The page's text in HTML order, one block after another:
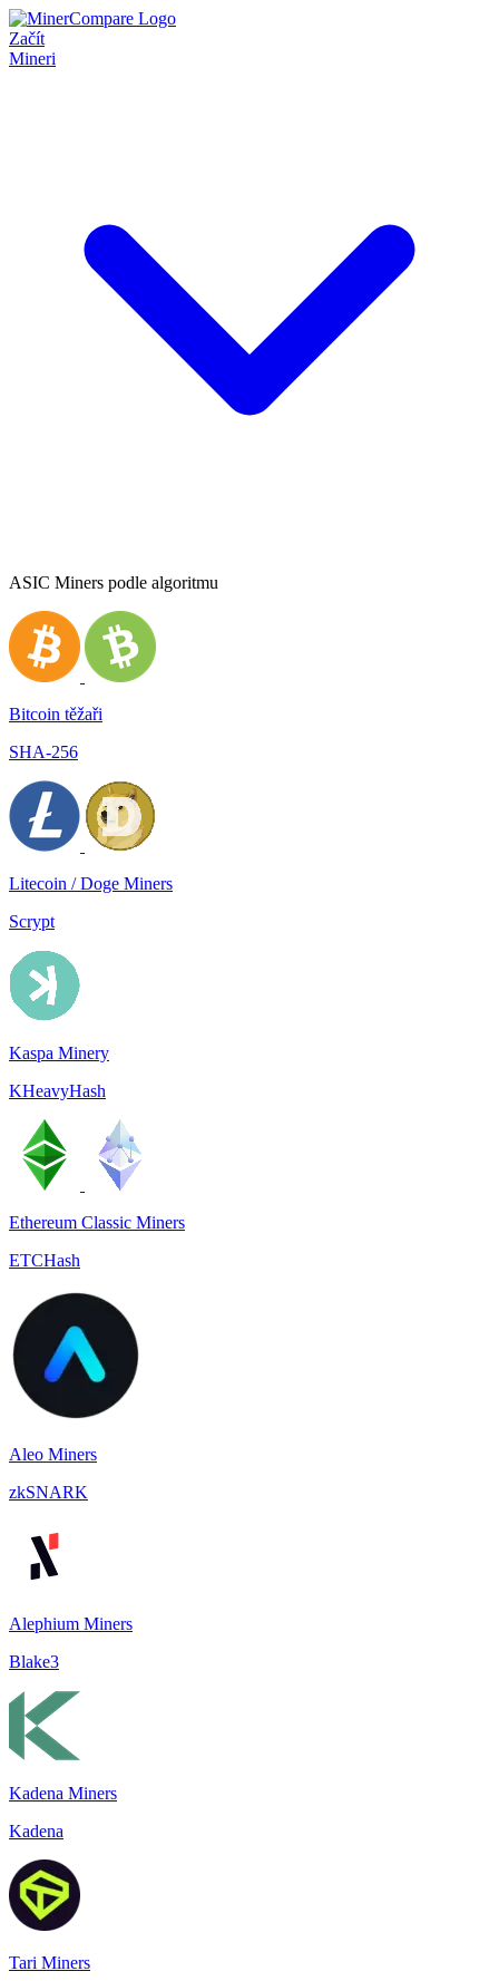
Začít
Mineri
ASIC Miners podle algoritmu
Bitcoin těžaři
SHA-256
Litecoin / Doge Miners
Scrypt
Kaspa Minery
KHeavyHash
Ethereum Classic Miners
ETCHash
Aleo Miners
zkSNARK
Alephium Miners
Blake3
Kadena Miners
Kadena
Tari Miners